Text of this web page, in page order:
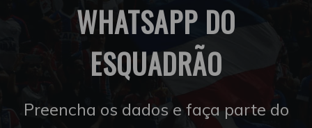
WHATSAPP DO
ESQUADRÃO
Preencha os dados e faça parte do